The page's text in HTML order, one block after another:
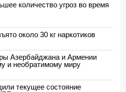
количество угроз во время
около 30 кг наркотиков
Азербайджана и Армении
и необратимому миру
текущее состояние